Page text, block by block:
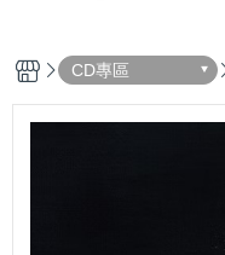
CD專區